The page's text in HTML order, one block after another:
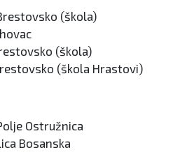
(škola)
(škola)
(škola Hrastovi)
Ostružnica
Bosanska